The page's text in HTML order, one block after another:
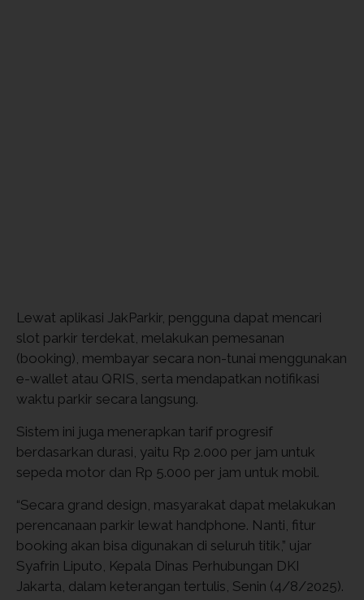
Lewat aplikasi JakParkir, pengguna dapat mencari
slot parkir terdekat, melakukan pemesanan
(booking), membayar secara non-tunai menggunakan
e-wallet atau QRIS, serta mendapatkan notifikasi
waktu parkir secara langsung.
Sistem ini juga menerapkan tarif progresif
berdasarkan durasi, yaitu Rp 2.000 per jam untuk
sepeda motor dan Rp 5.000 per jam untuk mobil.
“Secara grand design, masyarakat dapat melakukan
perencanaan parkir lewat handphone. Nanti, fitur
booking akan bisa digunakan di seluruh titik,” ujar
Syafrin Liputo, Kepala Dinas Perhubungan DKI
Jakarta, dalam keterangan tertulis, Senin (4/8/2025).